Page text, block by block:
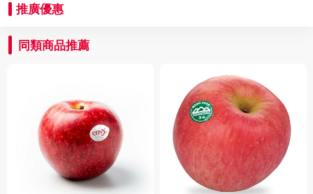
推廣優惠
同類商品推薦